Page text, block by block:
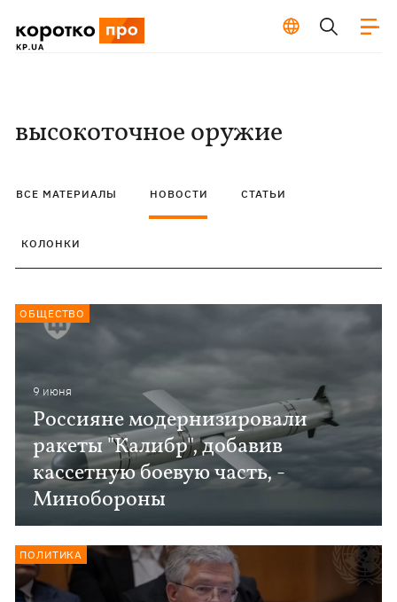
высокоточное оружие
ВСЕ МАТЕРИАЛЫ НОВОСТИ СТАТЬИ
КОЛОНКИ
9 июня
Россияне модернизировали
ракеты "Калибр", добавив
кассетную боевую часть, -
Минобороны
ОБЩЕСТВО
ПОЛИТИКА